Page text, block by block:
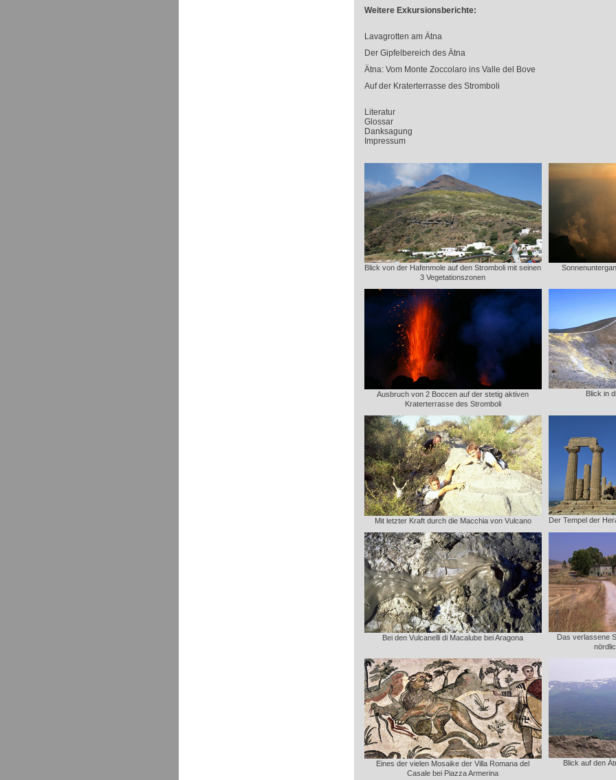
Weitere Exkursionsberichte:
Lavagrotten am Ätna
Der Gipfelbereich des Ätna
Ätna: Vom Monte Zoccolaro ins Valle del Bove
Auf der Kraterterrasse des Stromboli
Literatur
Glossar
Danksagung
Impressum
Blick von der Hafenmole auf den Stromboli mit seinen
3 Vegetationszonen
Ausbruch von 2 Boccen auf der stetig aktiven
Kraterterrasse des Stromboli
Blick in
Mit letzter Kraft durch die Macchia von Vulcano Der Tempel der
Bei den Vulcanelli di Macalube bei Aragona
Das verlassene
Eines der vielen Mosaike der Villa Romana del
Casale bei Piazza Armerina
Blick auf den